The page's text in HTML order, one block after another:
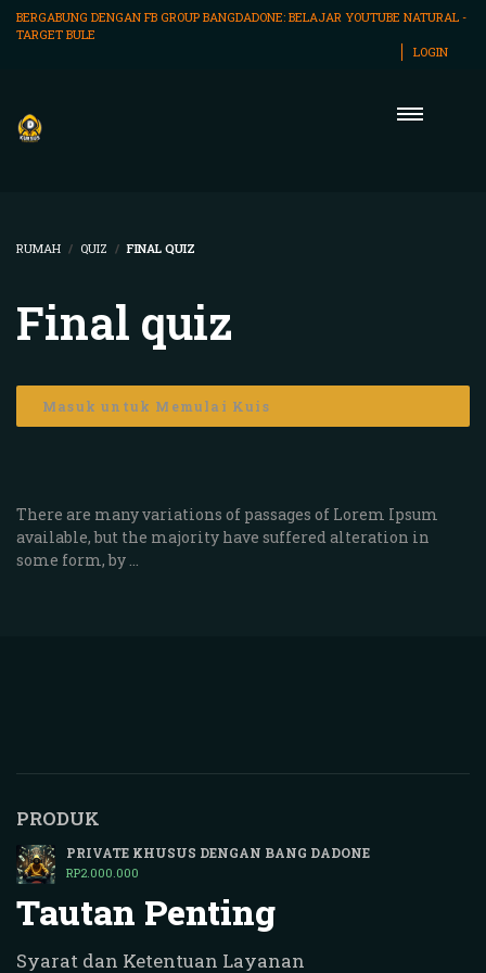
BERGABUNG DENGAN FB GROUP BANGDADONE: BELAJAR YOUTUBE NATURAL -
TARGET BULE
LOGIN
RUMAH QUIZ FINAL QUIZ
Final quiz
Masuk untuk Memulai Kuis
There are many variations of passages of Lorem Ipsum
available, but the majority have suffered alteration in
some form, by …
PRODUK
PRIVATE KHUSUS DENGAN BANG DADONE
RP2.000.000
Tautan Penting
Syarat dan Ketentuan Layanan